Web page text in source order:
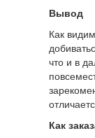
Вывод
Как
что и в
Как